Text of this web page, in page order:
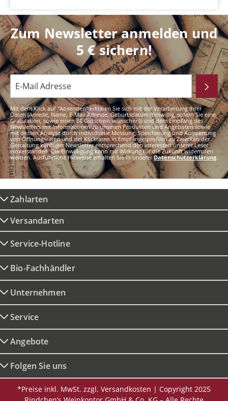
Zum Newsletter anmelden und
5 € sichern!
Mit dem Klick auf "Absenden" erklären Sie sich mit der Verarbeitung Ihrer
Daten (Anrede, Name, E-Mail Adresse, Geburtsdatum (freiwillig, sofern Sie eine
Gratulation, sowie einen 8€ Gutschein wünschen)) und dem Empfang des
Newsletters mit Informationen zu unseren Produkten und Angeboten sowie
mit dessen Analyse durch individuelle Messung, Speicherung und Auswertung
von Öffnungsraten und der Klickraten in Empfängerprofilen zu Zwecken der
Gestaltung künftiger Newsletter entsprechend den Interessen unserer Leser
einverstanden. Die Einwilligung kann mit Wirkung für die Zukunft widerrufen
werden. Ausführliche Hinweise erhalten Sie in unsererDatenschutzerklärung.
Zahlarten
Versandarten
Service-Hotline
Bio-Fachhändler
Unternehmen
Service
Angebote
Folgen Sie uns
*Preise inkl. MwSt. zzgl. Versandkosten | Copyright 2025